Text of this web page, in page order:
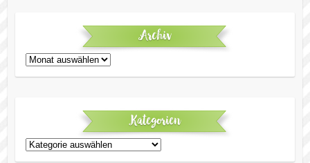
Archiv
Archiv
Kategorien
Kategorien